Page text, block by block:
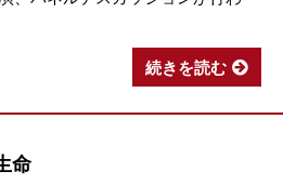
続きを読む
命